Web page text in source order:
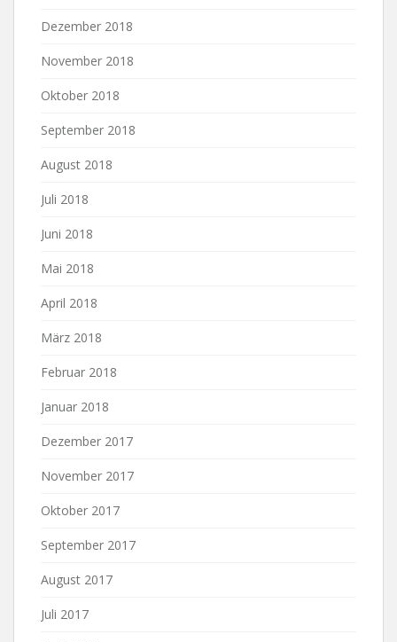
Dezember 2018
November 2018
Oktober 2018
September 2018
August 2018
Juli 2018
Juni 2018
Mai 2018
April 2018
März 2018
Februar 2018
Januar 2018
Dezember 2017
November 2017
Oktober 2017
September 2017
August 2017
Juli 2017